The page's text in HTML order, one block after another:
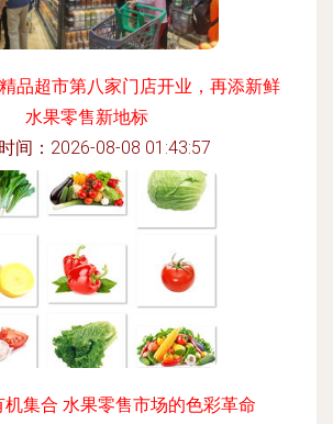
品超市第八家门店开业，再添新鲜
水果零售新地标
间：2026-08-08 01:43:57
集合 水果零售市场的色彩革命